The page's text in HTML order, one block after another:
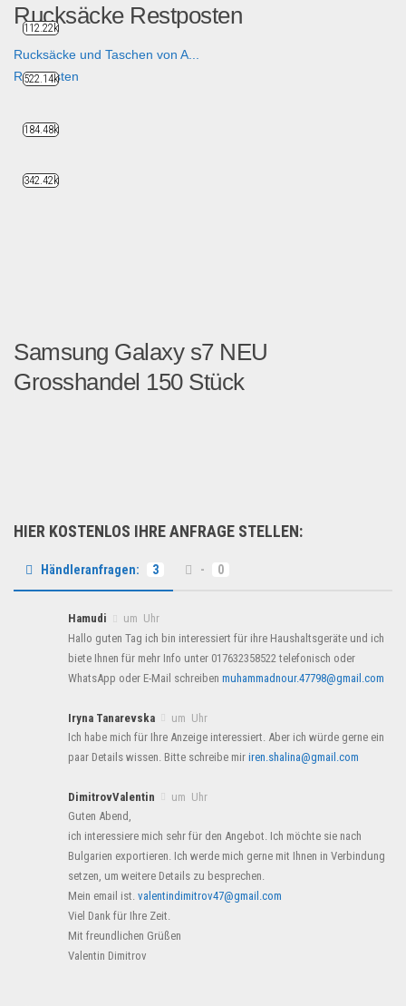
Rucksäcke Restposten
Rucksäcke und Taschen von A...
Restposten
Samsung Galaxy s7 NEU
Grosshandel 150 Stück
HIER KOSTENLOS IHRE ANFRAGE STELLEN:
Händleranfragen: 3 - 0
Hamudi
um Uhr
Hallo guten Tag ich bin interessiert für ihre Haushaltsgeräte und ich
biete Ihnen für mehr Info unter 017632358522 telefonisch oder
WhatsApp oder E-Mail schreiben muhammadnour.47798@gmail.com
Iryna Tanarevska
um Uhr
Ich habe mich für Ihre Anzeige interessiert. Aber ich würde gerne ein
paar Details wissen. Bitte schreibe mir iren.shalina@gmail.com
DimitrovValentin
um Uhr
Guten Abend,
ich interessiere mich sehr für den Angebot. Ich möchte sie nach
Bulgarien exportieren. Ich werde mich gerne mit Ihnen in Verbindung
setzen, um weitere Details zu besprechen.
Mein email ist. valentindimitrov47@gmail.com
Viel Dank für Ihre Zeit.
Mit freundlichen Grüßen
Valentin Dimitrov
112.22k
522.14k
184.48k
342.42k